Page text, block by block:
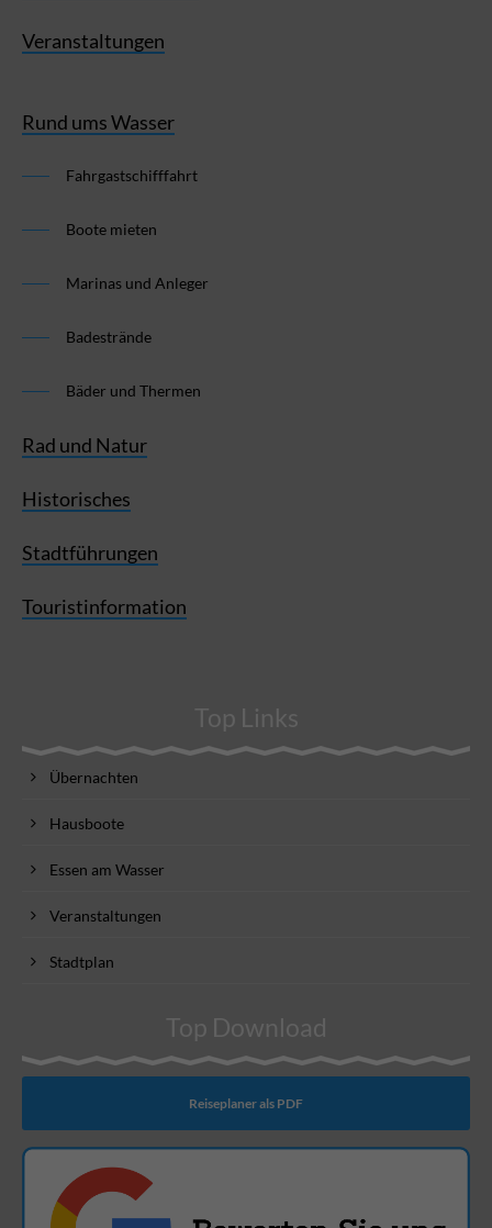
Veranstaltungen
Rund ums Wasser
Fahrgastschifffahrt
Boote mieten
Marinas und Anleger
Badestrände
Bäder und Thermen
Rad und Natur
Historisches
Stadtführungen
Touristinformation
Top Links
Übernachten
Hausboote
Essen am Wasser
Veranstaltungen
Stadtplan
Top Download
Reiseplaner als PDF